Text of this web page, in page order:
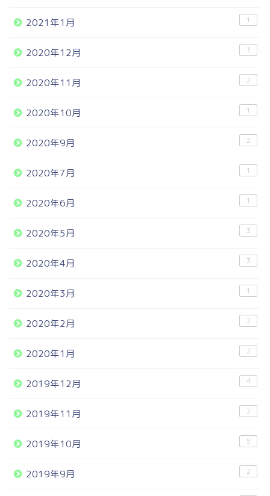
2021年1月 1
2020年12月 3
2020年11月 2
2020年10月 1
2020年9月 2
2020年7月 1
2020年6月 1
2020年5月 3
2020年4月 3
2020年3月 1
2020年2月 2
2020年1月 2
2019年12月 4
2019年11月 2
2019年10月 5
2019年9月 2